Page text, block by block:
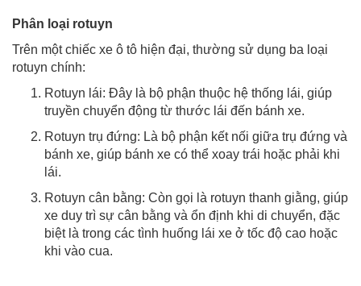
Phân loại rotuyn
Trên một chiếc xe ô tô hiện đại, thường sử dụng ba loại
rotuyn chính:
Rotuyn lái: Đây là bộ phận thuộc hệ thống lái, giúp
truyền chuyển động từ thước lái đến bánh xe.
Rotuyn trụ đứng: Là bộ phận kết nối giữa trụ đứng và
bánh xe, giúp bánh xe có thể xoay trái hoặc phải khi
lái.
Rotuyn cân bằng: Còn gọi là rotuyn thanh giằng, giúp
xe duy trì sự cân bằng và ổn định khi di chuyển, đặc
biệt là trong các tình huống lái xe ở tốc độ cao hoặc
khi vào cua.